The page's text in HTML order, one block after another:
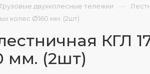
Грузовые двухколесные тележки —
колес Ø160 мм. (2шт)
КГЛ
мм. (2шт)